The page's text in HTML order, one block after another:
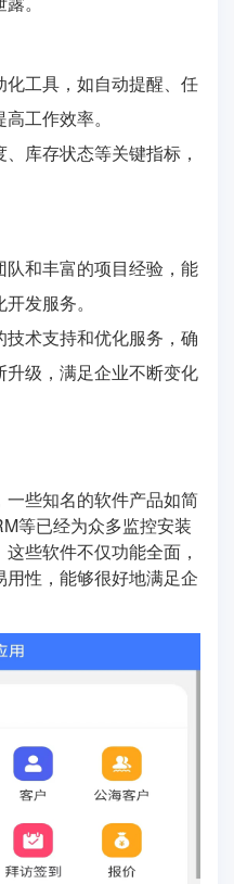
化工具，如自动提醒、任
工作效率。
、库存状态等关键指标，
队和丰富的项目经验，能
发服务。
术支持和优化服务，确
级，满足企业不断变化
些知名的软件产品如简
等已经为众多监控安装
些软件不仅功能全面，
性，能够很好地满足企